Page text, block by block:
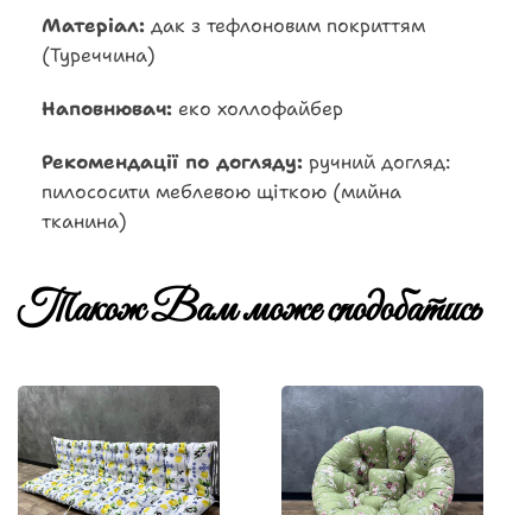
Матеріал: дак з тефлоновим покриттям
(Туреччина)
Наповнювач: еко холлофайбер
Рекомендації по догляду: ручний догляд:
пилососити меблевою щіткою (мийна
тканина)
Також Вам може сподобатись